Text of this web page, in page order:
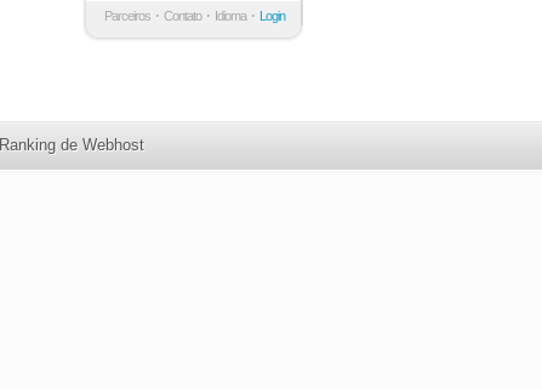
Parceiros Contato Idioma Login
Ranking de Webhost